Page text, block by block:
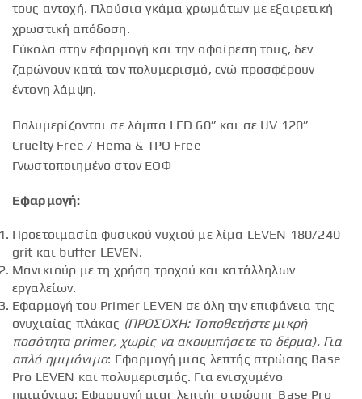
τους αντοχή. Πλούσια γκάμα χρωμάτων με εξαιρετική
χρωστική απόδοση.
Εύκολα στην εφαρμογή και την αφαίρεση τους, δεν
ζαρώνουν κατά τον πολυμερισμό, ενώ προσφέρουν
έντονη λάμψη.
Πολυμερίζονται σε λάμπα LED 60” και σε UV 120”
Cruelty Free / Hema & TPO Free
Γνωστοποιημένο στον ΕΟΦ
Εφαρμογή:
Προετοιμασία φυσικού νυχιού με λίμα LEVEN 180/240
grit και buffer LEVEN.
Μανικιούρ με τη χρήση τροχού και κατάλληλων
εργαλείων.
Εφαρμογή του Primer LEVEN σε όλη την επιφάνεια της
ονυχιαίας πλάκας (ΠΡΟΣΟΧΗ: Τοποθετήστε μικρή
ποσότητα primer, χωρίς να ακουμπήσετε το δέρμα).Για
απλό ημιμόνιμο: Εφαρμογή μιας λεπτής στρώσης Base
Pro LEVEN και πολυμερισμός. Για ενισχυμένο
ημιμόνιμο: Εφαρμογή μιας λεπτής στρώσης Base Pro